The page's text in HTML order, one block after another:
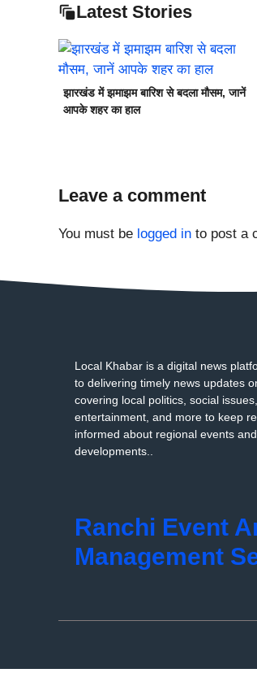
Latest Stories
झारखंड में झमाझम बारिश से बदला मौसम, जानें
आपके शहर का हाल
Leave a comment
You must be logged in to post a
Local Khabar is a digital news
to delivering timely news updates
covering local politics, social issues,
entertainment, and more to keep
informed about regional events and
developments..
Ranchi Event
Management